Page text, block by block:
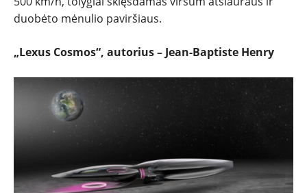
duobėto mėnulio paviršiaus.
„Lexus Cosmos“, autorius – Jean-Baptiste Henry